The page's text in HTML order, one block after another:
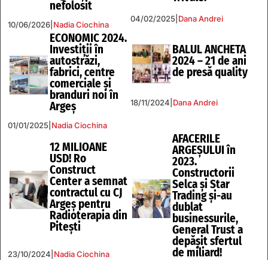
nefolosit
10/06/2026 Nadia Ciochina
04/02/2025 Dana Andrei
ECONOMIC 2024.
Investiţii în
autostrăzi,
fabrici, centre
comerciale şi
branduri noi în
Argeș
01/01/2025 Nadia Ciochina
BALUL ANCHETA
2024 – 21 de ani
de presă quality
18/11/2024 Dana Andrei
12 MILIOANE
USD! Ro
Construct
Center a semnat
contractul cu CJ
Argeş pentru
Radioterapia din
Piteşti
23/10/2024 Nadia Ciochina
AFACERILE
ARGEŞULUI în
2023.
Constructorii
Selca și Star
Trading şi-au
dublat
businessurile,
General Trust a
depăşit sfertul
de miliard!